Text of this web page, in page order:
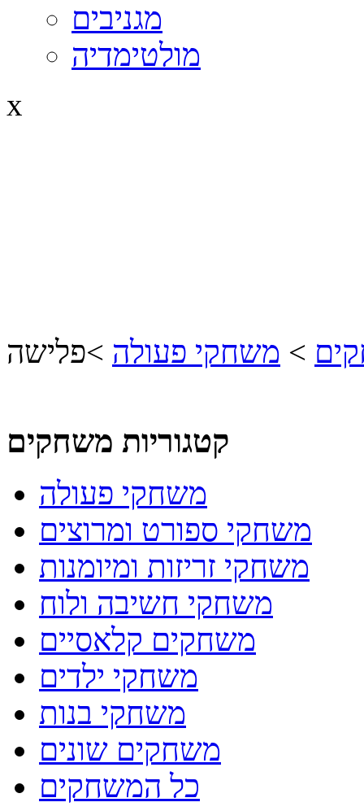
מגניבים
מולטימדיה
x
> משחקי פעולה >פלישה
קטגוריות משחקים
משחקי פעולה
משחקי ספורט ומרוצים
משחקי זריזות ומיומנות
משחקי חשיבה ולוח
משחקים קלאסיים
משחקי ילדים
משחקי בנות
משחקים שונים
כל המשחקים